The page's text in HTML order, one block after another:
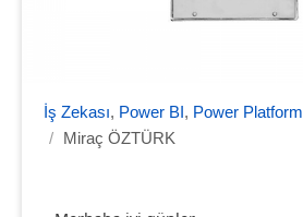
İş Zekası, Power BI , Power Platform
/
Miraç ÖZTÜRK